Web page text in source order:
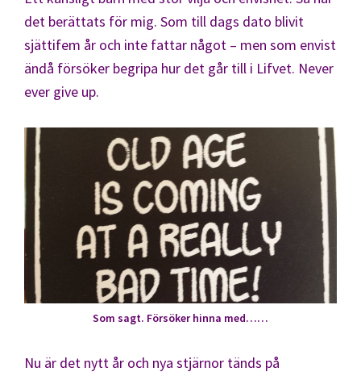
det berättats för mig. Som till dags dato blivit
sjättifem år och inte fattar något – men som envist
ändå försöker begripa hur det går till i Lifvet. Never
ever give up.
Som sagt. Försöker hinna med……
Nu är det nytt år och nya stjärnor tänds på